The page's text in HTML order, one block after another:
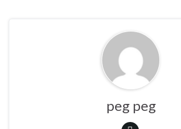
peg peg